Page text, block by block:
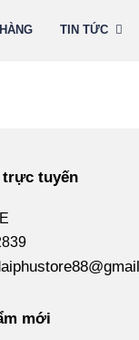
TIN TỨC
trực tuyến
mới